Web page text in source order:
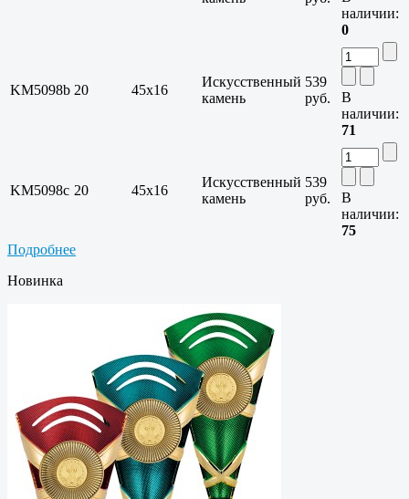
наличии:
0
KM5098b 20 45x16
Искусственный
камень
539
руб.
В
наличии:
71
KM5098c 20 45x16
Искусственный
камень
539
руб.
В
наличии:
75
Подробнее
Новинка